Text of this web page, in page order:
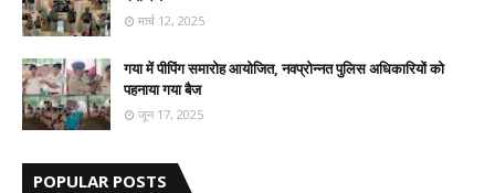
मार्च 12, 2025
गया में पीपिंग समारोह आयोजित, नवप्रोन्नत पुलिस अधिकारियों को
पहनाया गया बैज
जून 17, 2025
POPULAR POSTS